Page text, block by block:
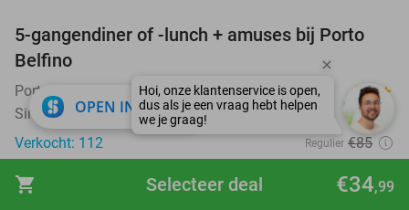
shopping_cart €34,99
Selecteer deal
30%
5-gangendiner of -lunch + amuses bij Porto
Belfino
Porto Belfino 9.5star
Sint-Niklaas
Verkocht: 112
Regulier €85
OPEN IN APP close